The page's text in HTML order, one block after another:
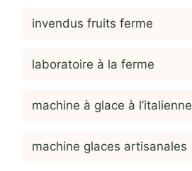
invendus fruits ferme
laboratoire à la ferme
machine à glace à l’italienne
machine glaces artisanales